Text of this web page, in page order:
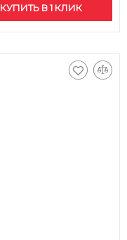
КУПИТЬ В 1 КЛИК